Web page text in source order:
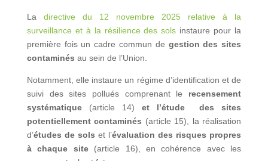
La directive du 12 novembre 2025 relative à la
surveillance et à la résilience des sols instaure pour la
première fois un cadre commun de gestion des sites
contaminés au sein de l’Union.
Notamment, elle instaure un régime d’identification et de
suivi des sites pollués comprenant le recensement
systématique (article 14) et l’étude
des sites
potentiellement contaminés (article 15), la réalisation
d’études de sols et l’évaluation des risques propres
à chaque site (article 16), en cohérence avec les